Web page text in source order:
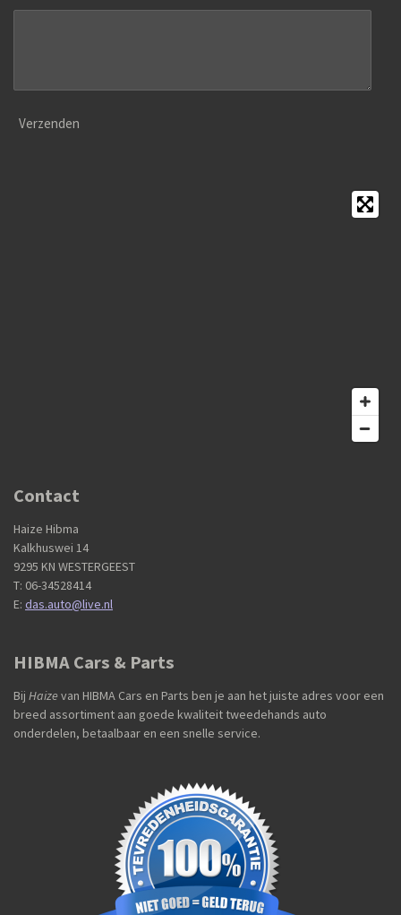
Verzenden
Contact
Haize Hibma
Kalkhuswei 14
9295 KN WESTERGEEST
T: 06-34528414
E: das.auto@live.nl
HIBMA Cars & Parts
Bij Haizevan HIBMA Cars en Parts ben je aan het juiste adres voor een
breed assortiment aan goede kwaliteit tweedehands auto
onderdelen, betaalbaar en een snelle service.